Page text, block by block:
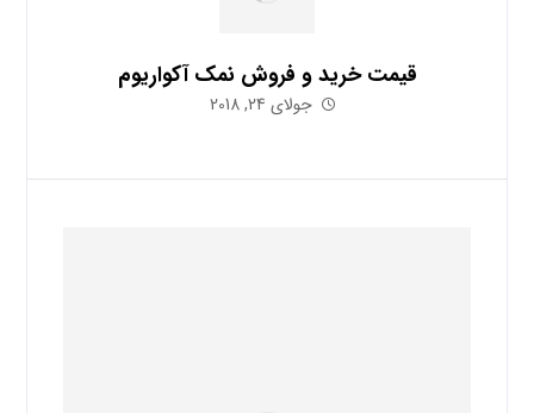
قیمت خرید و فروش نمک آکواریوم
جولای 24, 2018